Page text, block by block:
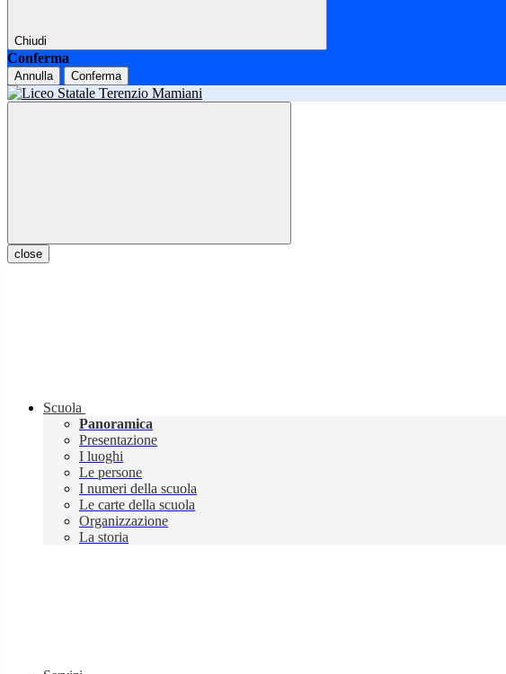
Chiudi
Conferma
Annulla Conferma
close
Scuola
Panoramica
Presentazione
I luoghi
Le persone
I numeri della scuola
Le carte della scuola
Organizzazione
La storia